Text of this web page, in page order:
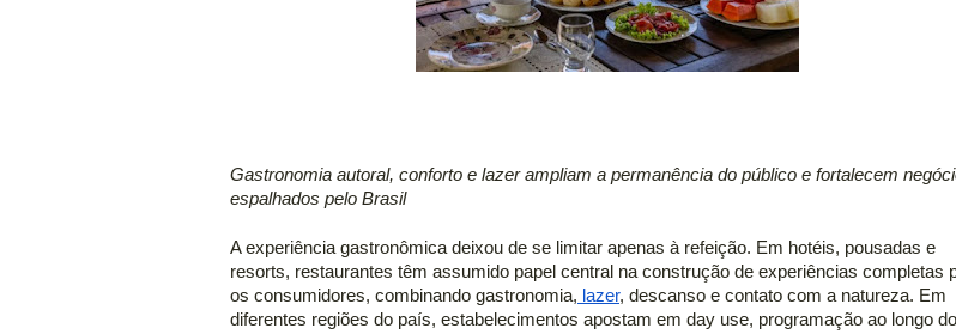
Gastronomia autoral, conforto e lazer ampliam a permanência do público e fortalecem
espalhados pelo Brasil
A experiência gastronômica deixou de se limitar apenas à refeição. Em hotéis, pousadas e
resorts, restaurantes têm assumido papel central na construção de experiências completas
os consumidores, combinando gastronomia, lazer, descanso e contato com a natureza. Em
diferentes regiões do país, estabelecimentos apostam em day use, programação ao longo